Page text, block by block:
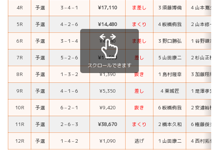
4R 予選 ３ –４–１ ¥17,110 ま差し ３ 須藤博倫 ４ 山本寛久
5R 予選 ４ –２ –６ ¥14,480 まくり ４ 板橋侑我 ２ 山本修一
6R 予選 ３ –１ –４ ¥4,740 ま差し ３ 野口勝弘 １ 谷野錬志
7R 予選 ５ –２ –６ ¥11,500 差し ５ 山田康二 ２ 杉山正樹
8R 予選 １ –３ –２ ¥1,390 抜き １ 島村隆幸 ３ 加藤翔馬
9R 予選 ４ –１ –６ ¥5,350 差し ４ 栗城匠 １ 是澤孝宏
10R 予選 ６ –２ –１ ¥9,420 抜き ６ 板橋侑我 ２ 安達裕樹
11R 予選 ２ –６ –３ ¥38,670 まくり ２ 橋本久和 ６ 権藤俊光
12R 予選 １ –４–２ ¥1,090 逃げ １ 山田康二 ４西村拓也
スクロールできます